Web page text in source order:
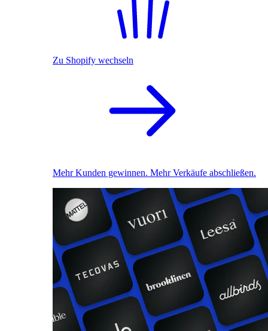
Zu Shopify wechseln
Mehr Kunden gewinnen. Mehr Verkäufe abschließen.